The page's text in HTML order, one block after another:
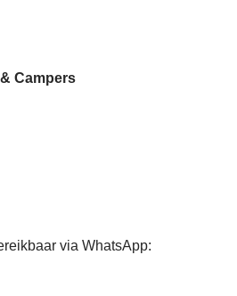
Campers
via WhatsApp: